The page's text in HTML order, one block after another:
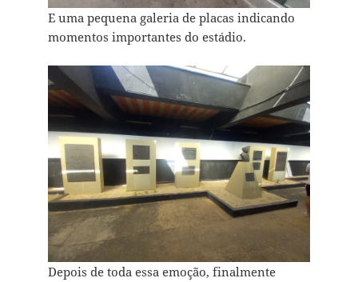
E uma pequena galeria de placas indicando
momentos importantes do estádio.
Depois de toda essa emoção, finalmente